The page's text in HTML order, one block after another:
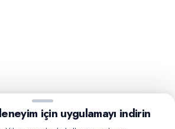
için uygulamayı indirin